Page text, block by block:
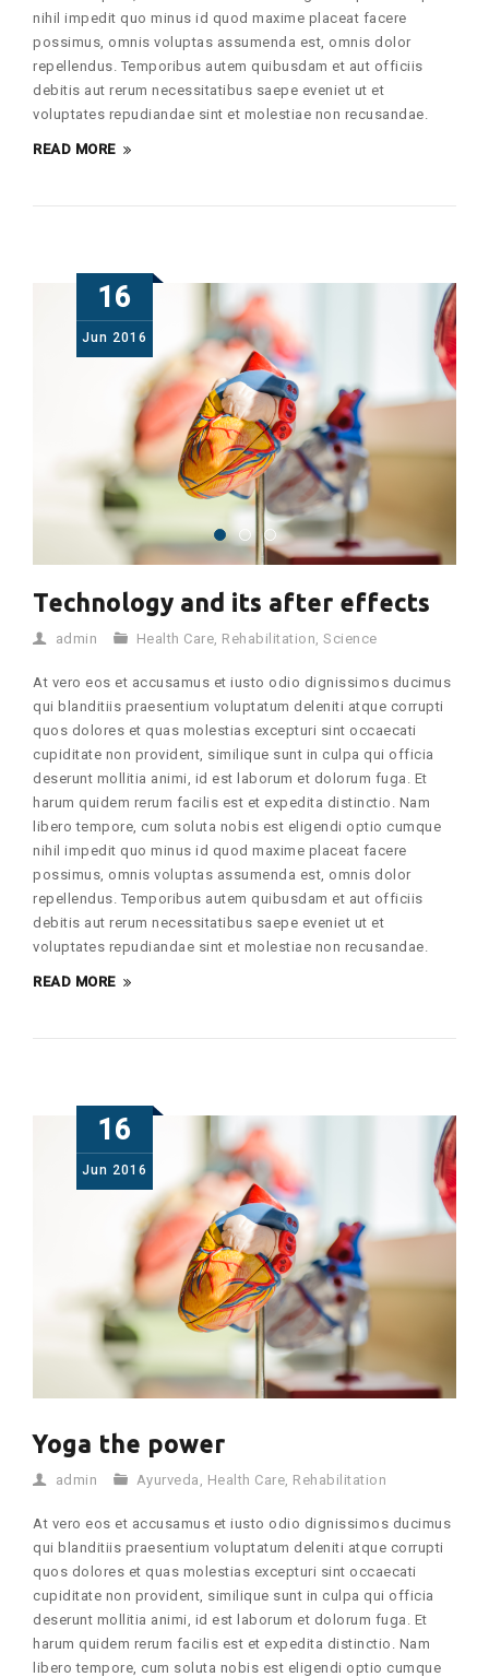
nihil impedit quo minus id quod maxime placeat facere
possimus, omnis voluptas assumenda est, omnis dolor
repellendus. Temporibus autem quibusdam et aut officiis
debitis aut rerum necessitatibus saepe eveniet ut et
voluptates repudiandae sint et molestiae non recusandae.
READ MORE
16
Jun 2016
Technology and its after effects
admin Health Care, Rehabilitation, Science
At vero eos et accusamus et iusto odio dignissimos ducimus
qui blanditiis praesentium voluptatum deleniti atque corrupti
quos dolores et quas molestias excepturi sint occaecati
cupiditate non provident, similique sunt in culpa qui officia
deserunt mollitia animi, id est laborum et dolorum fuga. Et
harum quidem rerum facilis est et expedita distinctio. Nam
libero tempore, cum soluta nobis est eligendi optio cumque
nihil impedit quo minus id quod maxime placeat facere
possimus, omnis voluptas assumenda est, omnis dolor
repellendus. Temporibus autem quibusdam et aut officiis
debitis aut rerum necessitatibus saepe eveniet ut et
voluptates repudiandae sint et molestiae non recusandae.
READ MORE
16
Jun 2016
Yoga the power
admin Ayurveda Health Care Rehabilitation
At vero eos et accusamus et iusto odio dignissimos ducimus
qui blanditiis praesentium voluptatum deleniti atque corrupti
quos dolores et quas molestias excepturi sint occaecati
cupiditate non provident, similique sunt in culpa qui officia
deserunt mollitia animi, id est laborum et dolorum fuga. Et
harum quidem rerum facilis est et expedita distinctio. Nam
libero tempore, cum soluta nobis est eligendi optio cumque